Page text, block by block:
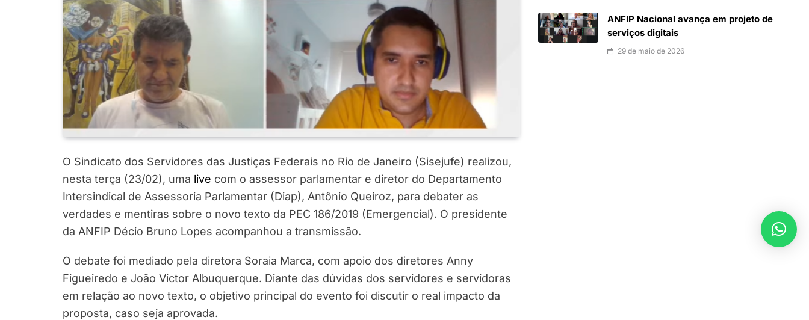
O Sindicato dos Servidores das Justiças Federais no Rio de Janeiro (Sisejufe) realizou,
nesta terça (23/02), uma live com o assessor parlamentar e diretor do Departamento
Intersindical de Assessoria Parlamentar (Diap), Antônio Queiroz, para debater as
verdades e mentiras sobre o novo texto da PEC 186/2019 (Emergencial). O presidente
da ANFIP Décio Bruno Lopes acompanhou a transmissão.
O debate foi mediado pela diretora Soraia Marca, com apoio dos diretores Anny
Figueiredo e João Victor Albuquerque. Diante das dúvidas dos servidores e servidoras
em relação ao novo texto, o objetivo principal do evento foi discutir o real impacto da
proposta, caso seja aprovada.
ANFIP Nacional avança em projeto de
serviços digitais
29 de maio de 2026